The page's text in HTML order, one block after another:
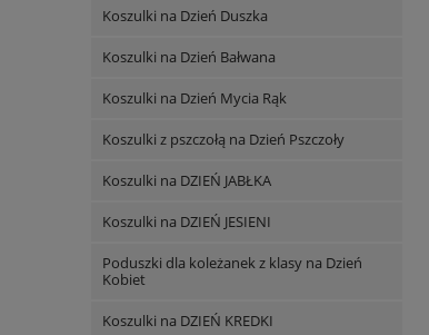
Koszulki na Dzień Duszka
Koszulki na Dzień Bałwana
Koszulki na Dzień Mycia Rąk
Koszulki z pszczołą na Dzień Pszczoły
Koszulki na DZIEŃ JABŁKA
Koszulki na DZIEŃ JESIENI
Poduszki dla koleżanek z klasy na Dzień
Kobiet
Koszulki na DZIEŃ KREDKI